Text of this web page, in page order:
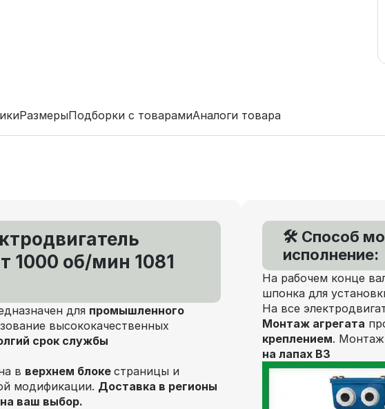
РазмерыПодборки с товарамиАналоги товара
1000 об/мин 1081
для промышленного
высококачественных
срок службы
в верхнем блоке страницы и
модификации. Доставка в регионы
на ваш выбор.
🛠️ Способ
исполнение:
На рабочем конце
шпонка для
На все
Монтаж агрегата
креплением.
на лапах В3